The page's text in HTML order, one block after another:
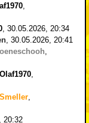
30.05.2026, 20:34
30.05.2026, 20:41
Olaf1970
Smeller
20:32